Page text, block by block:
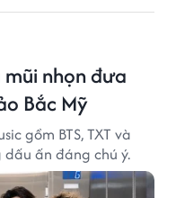
mũi nhọn đưa
Bắc Mỹ
gồm BTS, TXT và
ấn đáng chú ý.